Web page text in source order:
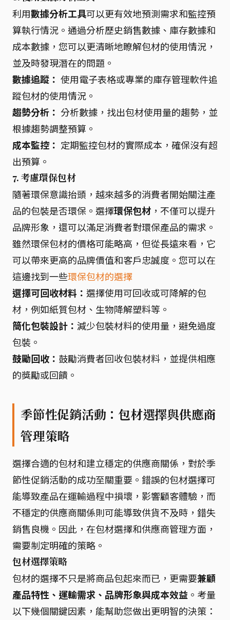
利用數據分析工具可以更有效地預測需求和監控預
算執行情況。通過分析歷史銷售數據、庫存數據和
成本數據，您可以更清晰地瞭解包材的使用情況，
並及時發現潛在的問題。
數據追蹤： 使用電子表格或專業的庫存管理軟件追
蹤包材的使用情況。
趨勢分析： 分析數據，找出包材使用量的趨勢，並
根據趨勢調整預算。
成本監控： 定期監控包材的實際成本，確保沒有超
出預算。
7. 考慮環保包材
隨著環保意識抬頭，越來越多的消費者開始關注產
品的包裝是否環保。選擇環保包材 ，不僅可以提升
品牌形象，還可以滿足消費者對環保產品的需求。
雖然環保包材的價格可能略高，但從長遠來看，它
可以帶來更高的品牌價值和客戶忠誠度。您可以在
這邊找到一些環保包材的選擇
選擇可回收材料： 選擇使用可回收或可降解的包
材，例如紙質包材、生物降解塑料等。
簡化包裝設計： 減少包裝材料的使用量，避免過度
包裝。
鼓勵回收： 鼓勵消費者回收包裝材料，並提供相應
的獎勵或回饋。
季節性促銷活動：包材選擇與供應商
管理策略
選擇合適的包材和建立穩定的供應商關係，對於季
節性促銷活動的成功至關重要。錯誤的包材選擇可
能導致產品在運輸過程中損壞，影響顧客體驗，而
不穩定的供應商關係則可能導致供貨不及時，錯失
銷售良機。因此，在包材選擇和供應商管理方面，
需要制定明確的策略。
包材選擇策略
包材的選擇不只是將商品包起來而已，更需要兼顧
產品特性、運輸需求、品牌形象與成本效益 。考量
以下幾個關鍵因素，能幫助您做出更明智的決策：